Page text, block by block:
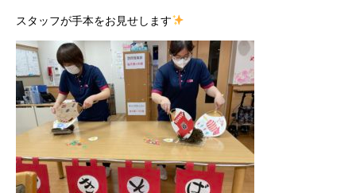
スタッフが手本をお見せします